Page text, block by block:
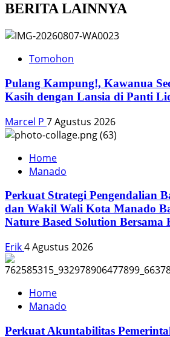
BERITA LAINNYA
Tomohon
Pulang Kampung!, Kawanua
Kasih dengan Lansia di Panti
Marcel P 7 Agustus 2026
Home
Manado
Perkuat Strategi Pengendalian
dan Wakil Wali Kota Manado
Nature Based Solution Bersama
Erik4 Agustus 2026
Home
Manado
Perkuat Akuntabilitas